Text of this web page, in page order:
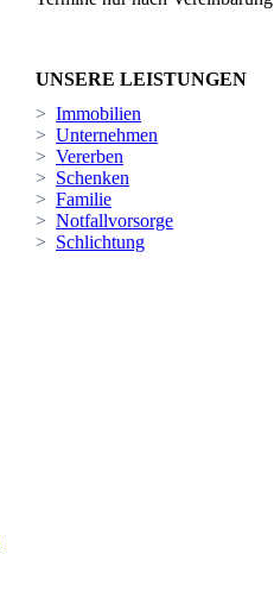
UNSERE LEISTUNGEN
> Immobilien
> Unternehmen
> Vererben
> Schenken
> Familie
> Notfallvorsorge
> Schlichtung